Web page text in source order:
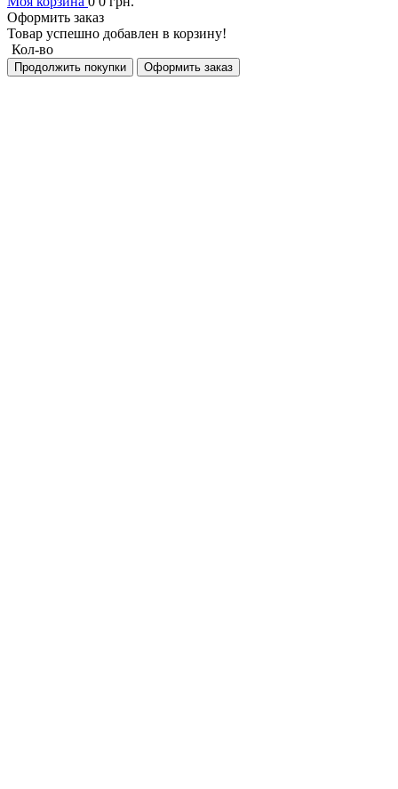
Оформить заказ
Товар успешно добавлен в корзину!
Кол-во
Продолжить покупки Оформить заказ